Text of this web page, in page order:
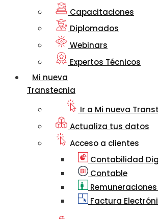
Capacitaciones
Diplomados
Webinars
Expertos Técnicos
Mi nueva
Transtecnia
Ir a Mi nueva
Actualiza tus datos
Acceso a clientes
Contabilidad
Contable
Factura